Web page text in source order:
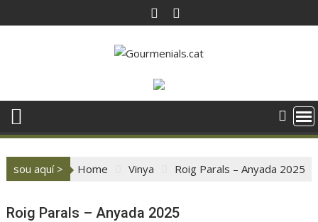
to
sou aquí > Home Vinya Roig Parals – Anyada 2025
Roig Parals – Anyada 2025